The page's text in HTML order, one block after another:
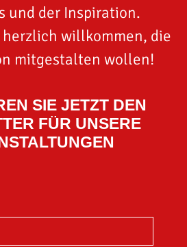
und der Inspiration.
willkommen, die
mitgestalten wollen!
SIE JETZT DEN
FÜR UNSERE